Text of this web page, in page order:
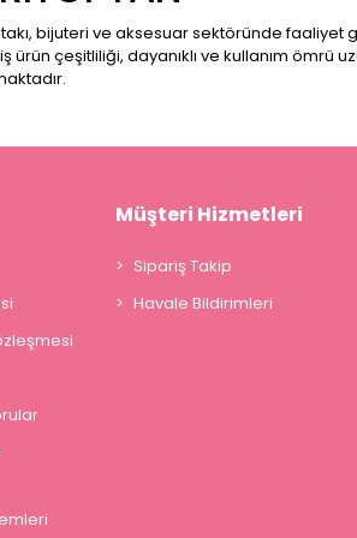
takı, bijuteri ve aksesuar sektöründe faaliyet
ürün çeşitliliği, dayanıklı ve kullanım ömrü
Müşteri Hizmetleri
Sipariş Takip
Havale Bildirimleri